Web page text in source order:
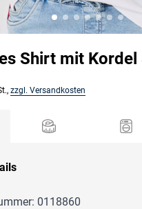
Shirt mit Kordel
zzgl. Versandkosten
0118860